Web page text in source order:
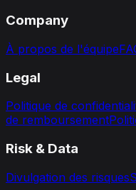
Company
À propos de l'équipe
Legal
Politique de
de remboursement
Risk & Data
Divulgation des risques